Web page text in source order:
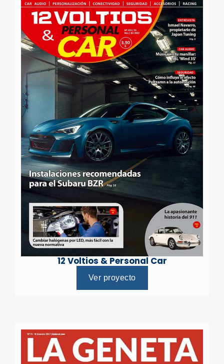
12 Voltios & Personal Car
Ver proyecto